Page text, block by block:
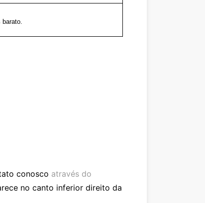
barato.
conosco através do
no canto inferior direito da